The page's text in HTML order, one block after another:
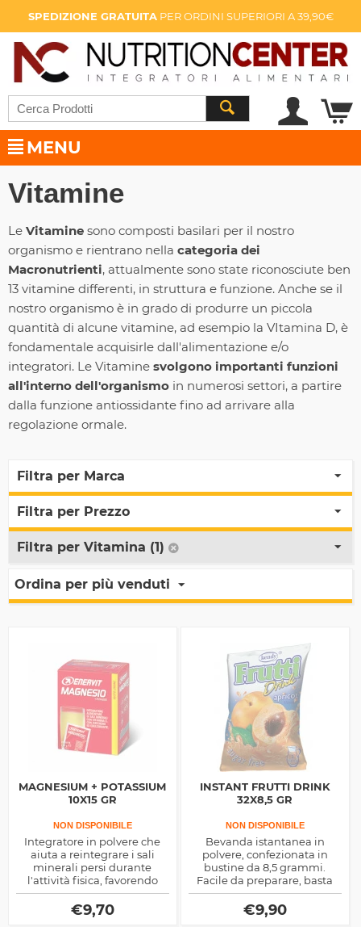
SPEDIZIONE GRATUITAPER ORDINI SUPERIORI A 39,90€
MENU
Vitamine
Le Vitamine sono composti basilari per il nostro
organismo e rientrano nella categoria dei
Macronutrienti, attualmente sono state riconosciute ben
13 vitamine differenti, in struttura e funzione. Anche se il
nostro organismo è in grado di produrre un piccola
quantità di alcune vitamine, ad esempio la VItamina D, è
fondamentale acquisirle dall'alimentazione e/o
integratori. Le Vitamine svolgono importanti funzioni
all'interno dell'organismo in numerosi settori, a partire
dalla funzione antiossidante fino ad arrivare alla
regolazione ormale.
Filtra per Marca
Filtra per Prezzo
Filtra per Vitamina (1)
Ordina per più venduti
MAGNESIUM + POTASSIUM
10X15 GR
NON DISPONIBILE
Integratore in polvere che
aiuta a reintegrare i sali
minerali persi durante
l'attività fisica, favorendo
idratazione e recupero
muscolare. Dal gusto al
limone, è ideale per ridurre
€9,70
INSTANT FRUTTI DRINK
32X8,5 GR
NON DISPONIBILE
Bevanda istantanea in
polvere, confezionata in
bustine da 8,5 grammi.
Facile da preparare, basta
mescolare il contenuto con
acqua per ottenere una
bevanda deliziosa e fruttata.
€9,90